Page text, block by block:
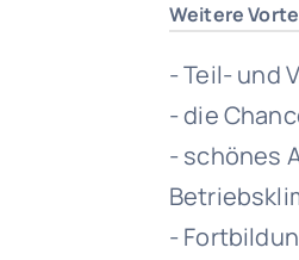
Weitere
- Teil- und
- die
- schönes
-